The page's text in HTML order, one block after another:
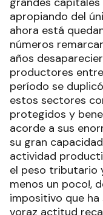
apropiando del
ahora está
números
años
productores
período se
estos sectores
protegidos y
acorde a sus
su gran
actividad
el peso tributario
menos un poco!,
impositivo que
voraz actitud